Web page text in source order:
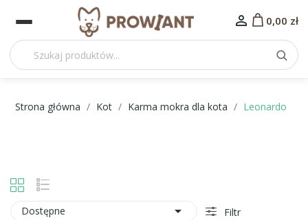
 0,00 zł
Strona główna Kot Karma mokra dla kota Leonardo
Dostępne  Filtr